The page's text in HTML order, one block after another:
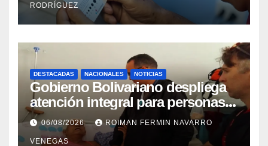
RODRÍGUEZ
DESTACADAS NACIONALES NOTICIAS
Gobierno Bolivariano despliega
atención integral para personas
con discapacidad en
campamentos de La Guaira
06/08/2026 ROIMAN FERMIN NAVARRO
VENEGAS